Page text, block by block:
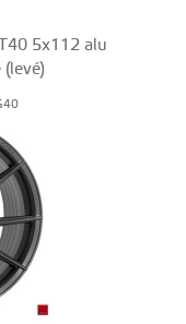
5x112 alu